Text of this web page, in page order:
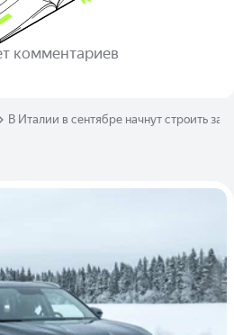
комментариев
В Италии в сентябре начнут строить